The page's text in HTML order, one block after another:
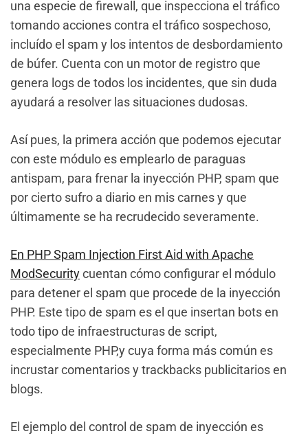
una especie de firewall, que inspecciona el tráfico
tomando acciones contra el tráfico sospechoso,
incluído el spam y los intentos de desbordamiento
de búfer. Cuenta con un motor de registro que
genera logs de todos los incidentes, que sin duda
ayudará a resolver las situaciones dudosas.
Así pues, la primera acción que podemos ejecutar
con este módulo es emplearlo de paraguas
antispam, para frenar la inyección PHP, spam que
por cierto sufro a diario en mis carnes y que
últimamente se ha recrudecido severamente.
En PHP Spam Injection First Aid with Apache
ModSecuritycuentan cómo configurar el módulo
para detener el spam que procede de la inyección
PHP. Este tipo de spam es el que insertan bots en
todo tipo de infraestructuras de script,
especialmente PHP,y cuya forma más común es
incrustar comentarios y trackbacks publicitarios en
blogs.
El ejemplo del control de spam de inyección es